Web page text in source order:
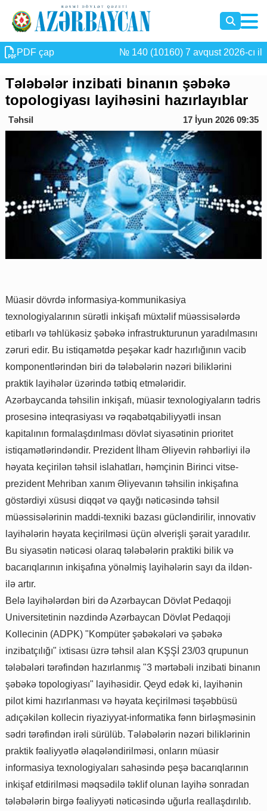
PDF çap № 140 (10160) 7 avqust 2026-cı il
Tələbələr inzibati binanın şəbəkə
topologiyası layihəsini hazırlayıblar
Təhsil 17 İyun 2026 09:35
Müasir dövrdə informasiya-kommunikasiya
texnologiyalarının sürətli inkişafı müxtəlif müəssisələrdə
etibarlı və təhlükəsiz şəbəkə infrastrukturunun yaradılmasını
zəruri edir. Bu istiqamətdə peşəkar kadr hazırlığının vacib
komponentlərindən biri də tələbələrin nəzəri biliklərini
praktik layihələr üzərində tətbiq etmələridir.
Azərbaycanda təhsilin inkişafı, müasir texnologiyaların tədris
prosesinə inteqrasiyası və rəqabətqabiliyyətli insan
kapitalının formalaşdırılması dövlət siyasətinin prioritet
istiqamətlərindəndir. Prezident İlham Əliyevin rəhbərliyi ilə
həyata keçirilən təhsil islahatları, həmçinin Birinci vitse-
prezident Mehriban xanım Əliyevanın təhsilin inkişafına
göstərdiyi xüsusi diqqət və qayğı nəticəsində təhsil
müəssisələrinin maddi-texniki bazası gücləndirilir, innovativ
layihələrin həyata keçirilməsi üçün əlverişli şərait yaradılır.
Bu siyasətin nəticəsi olaraq tələbələrin praktiki bilik və
bacarıqlarının inkişafına yönəlmiş layihələrin sayı da ildən-
ilə artır.
Belə layihələrdən biri də Azərbaycan Dövlət Pedaqoji
Universitetinin nəzdində Azərbaycan Dövlət Pedaqoji
Kollecinin (ADPK) "Kompüter şəbəkələri və şəbəkə
inzibatçılığı" ixtisası üzrə təhsil alan KŞŞİ 23/03 qrupunun
tələbələri tərəfindən hazırlanmış "3 mərtəbəli inzibati binanın
şəbəkə topologiyası" layihəsidir. Qeyd edək ki, layihənin
pilot kimi hazırlanması və həyata keçirilməsi təşəbbüsü
adıçəkilən kollecin riyaziyyat-informatika fənn birləşməsinin
sədri tərəfindən irəli sürülüb. Tələbələrin nəzəri biliklərinin
praktik fəaliyyətlə əlaqələndirilməsi, onların müasir
informasiya texnologiyaları sahəsində peşə bacarıqlarının
inkişaf etdirilməsi məqsədilə təklif olunan layihə sonradan
tələbələrin birgə fəaliyyəti nəticəsində uğurla reallaşdırılıb.